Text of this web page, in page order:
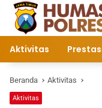
Langsung
konten
Aktivitas
Beranda Aktivitas
Aktivitas